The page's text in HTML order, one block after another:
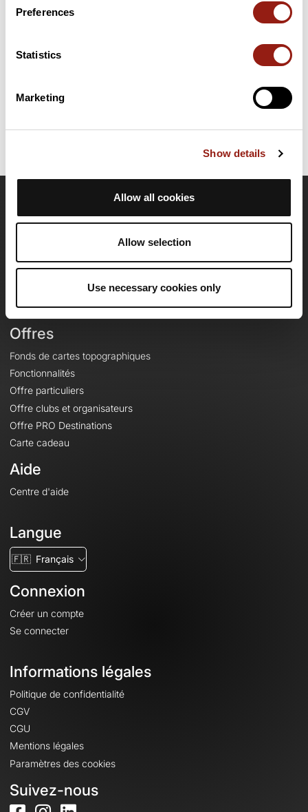
Preferences
Statistics
Marketing
Show details
Allow all cookies
Allow selection
Use necessary cookies only
Crest. Il présente une ascension cumulée de plus de 800m.
Prévoyez environ 2 heures et 38 minutes pour réaliser ce
Dernière modification de la fiche parcours: 27 octobre 2010 à 16:52:25.
Identifiant du parcours: 749936
OpenRunner
À propos
Le Mag'
Offres
Fonds de cartes topographiques
Fonctionnalités
Offre particuliers
Offre clubs et organisateurs
Offre PRO Destinations
Carte cadeau
Aide
Centre d'aide
Langue
🇫🇷 Français
Connexion
Créer un compte
Se connecter
Informations légales
Politique de confidentialité
CGV
CGU
Mentions légales
Paramètres des cookies
Suivez-nous